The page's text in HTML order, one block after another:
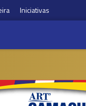
Iniciativas